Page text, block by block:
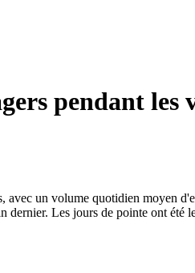
pendant les
avec un volume quotidien moyen
dernier. Les jours de pointe ont été